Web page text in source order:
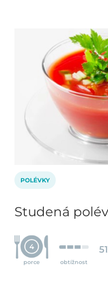
POLÉVKY
Studená
4
porce obtížnost